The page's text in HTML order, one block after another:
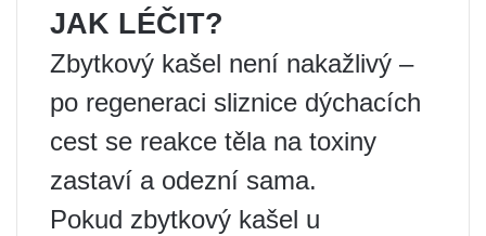
JAK LÉČIT?
Zbytkový kašel není nakažlivý –
po regeneraci sliznice dýchacích
cest se reakce těla na toxiny
zastaví a odezní sama.
Pokud zbytkový kašel u